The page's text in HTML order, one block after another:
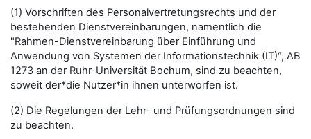
(1) Vorschriften des Personalvertretungsrechts und der
bestehenden Dienstvereinbarungen, namentlich die
"Rahmen-Dienstvereinbarung über Einführung und
Anwendung von Systemen der Informationstechnik (IT)“, AB
1273 an der Ruhr-Universität Bochum, sind zu beachten,
soweit der*die Nutzer*in ihnen unterworfen ist.
(2) Die Regelungen der Lehr- und Prüfungsordnungen sind
zu beachten.